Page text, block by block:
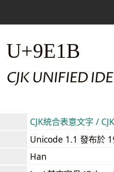
U+9E1B
CJK UNIFIED
CJK統合表意文字 /
Unicode 1.1 發布於
Han